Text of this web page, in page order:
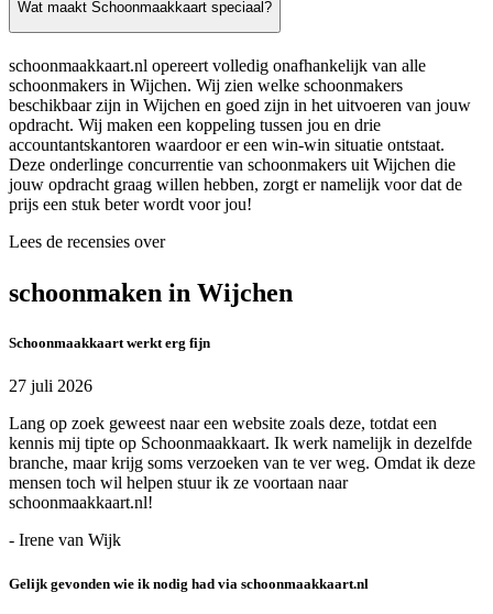
Wat maakt Schoonmaakkaart speciaal?
schoonmaakkaart.nl opereert volledig onafhankelijk van alle
schoonmakers in Wijchen. Wij zien welke schoonmakers
beschikbaar zijn in Wijchen en goed zijn in het uitvoeren van jouw
opdracht. Wij maken een koppeling tussen jou en drie
accountantskantoren waardoor er een win-win situatie ontstaat.
Deze onderlinge concurrentie van schoonmakers uit Wijchen die
jouw opdracht graag willen hebben, zorgt er namelijk voor dat de
prijs een stuk beter wordt voor jou!
Lees de recensies over
schoonmaken in Wijchen
Schoonmaakkaart werkt erg fijn
27 juli 2026
Lang op zoek geweest naar een website zoals deze, totdat een
kennis mij tipte op Schoonmaakkaart. Ik werk namelijk in dezelfde
branche, maar krijg soms verzoeken van te ver weg. Omdat ik deze
mensen toch wil helpen stuur ik ze voortaan naar
schoonmaakkaart.nl!
- Irene van Wijk
Gelijk gevonden wie ik nodig had via schoonmaakkaart.nl